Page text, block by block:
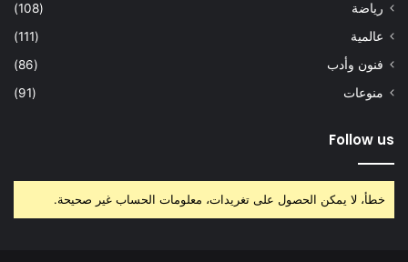
رياضة
(108)
عالمية
(111)
فنون وأدب
(86)
منوعات
(91)
Follow us
خطأ، لا يمكن الحصول على تغريدات، معلومات الحساب غير صحيحة.